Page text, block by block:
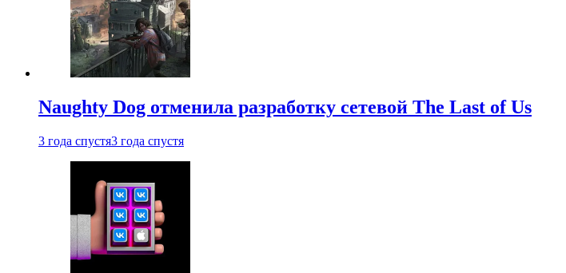
Naughty Dog отменила разработку сетевой The Last of Us
3 года спустя3 года спустя